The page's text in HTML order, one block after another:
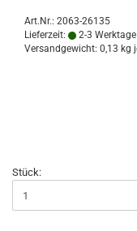
Art.Nr.: 2063-26135
Lieferzeit:
2-3 Werktage
Versandgewicht: 0,13 kg
Stück: